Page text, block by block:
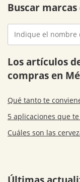
Buscar
Los artículos
compras en
Qué tanto te
5 aplicaciones que
Cuáles son las